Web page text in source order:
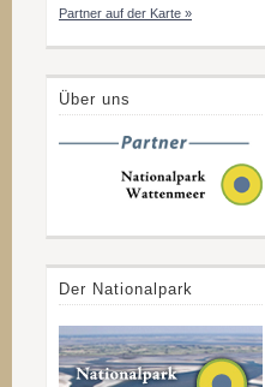
Partner auf der Karte »
Über uns
Der Nationalpark